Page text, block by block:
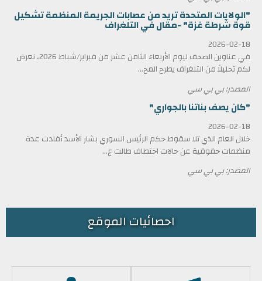
"الولايات المتحدة تريد من عصابات الجريمة المنظمة تشكيل
قوة شرطة غزة" -مقال في التلغراف
2026-02-18
في عناوين الصحف ليوم الأربعاء الثامن عشر من فبراير/شباط 2026، نعرض
لكم تحليلاً من التلغراف يطرح المخ...
المصدر: بي بي سي
"كان يصف بناتنا بالجواري"
2026-02-18
خلال العام الذي تلا سقوط حكم الرئيس السوري بشار الأسد أفادت عدة
منظمات حقوقية عن حالات اختطاف طالت ع...
المصدر: بي بي سي
احصائيات الموقع